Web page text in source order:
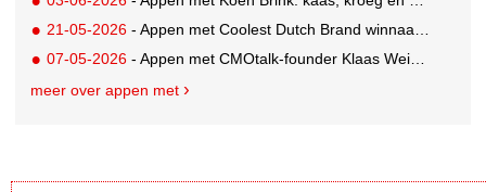
21-05-2026 - Appen met Coolest Dutch Brand winnaar Caroline van Turennout (Zeeman)
07-05-2026 - Appen met CMOtalk-founder Klaas Weima: met volle zeilen naar de VS
meer over appen met